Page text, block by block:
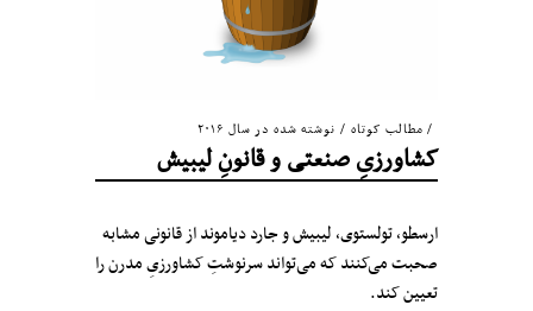
مطالب کوتاه / نوشته شده در سال ۲۰۱۶
کشاورزیِ صنعتی و قانونِ لیبیش
ارسطو، تولستوی، لیبیش و جارد دیاموند از قانونی مشابه
صحبت می‌کنند که می‌تواند سرنوشتِ کشاورزیِ مدرن را
تعیین کند.